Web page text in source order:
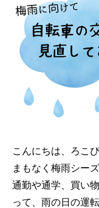
こんにちは、ろこぴ
まもなく梅雨シー
通勤や通学、買い
って、雨の日の運